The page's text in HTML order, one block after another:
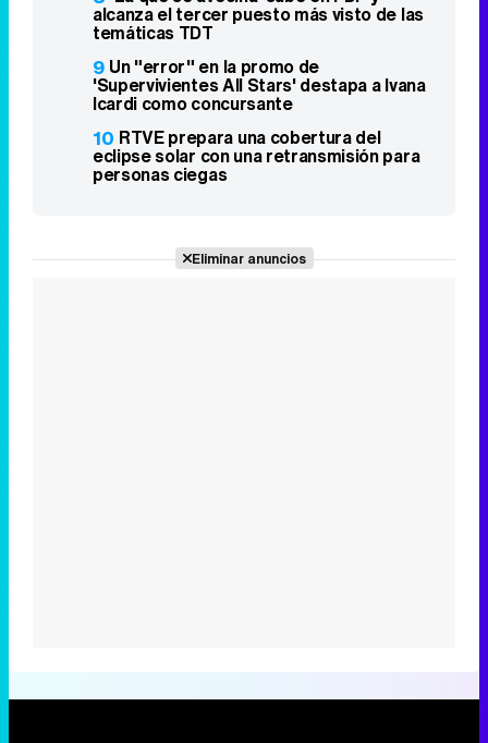
alcanza el tercer puesto más visto de las
temáticas TDT
9 Un "error" en la promo de
'Supervivientes All Stars' destapa a Ivana
Icardi como concursante
10 RTVE prepara una cobertura del
eclipse solar con una retransmisión para
personas ciegas
Eliminar anuncios